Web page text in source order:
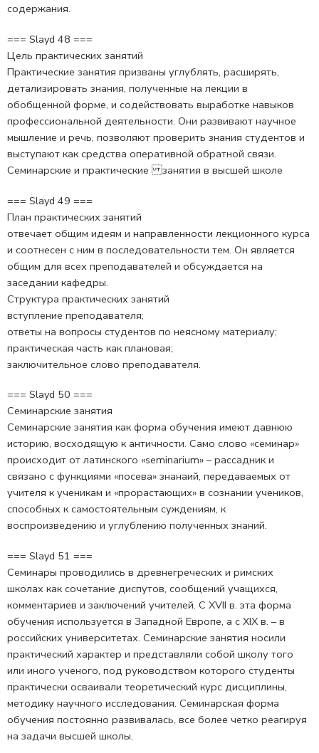
содержания.
=== Slayd 48 ===
Цель практических занятий
Практические занятия призваны углублять, расширять,
детализировать знания, полученные на лекции в
обобщенной форме, и содействовать выработке навыков
профессиональной деятельности. Они развивают научное
мышление и речь, позволяют проверить знания студентов и
выступают как средства оперативной обратной связи.
Семинарские и практические занятия в высшей школе
=== Slayd 49 ===
План практических занятий
отвечает общим идеям и направленности лекционного курса
и соотнесен с ним в последовательности тем. Он является
общим для всех преподавателей и обсуждается на
заседании кафедры.
Структура практических занятий
вступление преподавателя;
ответы на вопросы студентов по неясному материалу;
практическая часть как плановая;
заключительное слово преподавателя.
=== Slayd 50 ===
Семинарские занятия
Семинарские занятия как форма обучения имеют давнюю
историю, восходящую к античности. Само слово «семинар»
происходит от латинского «seminarium» – рассадник и
связано с функциями «посева» знанaий, передаваемых от
учителя к ученикам и «прорастающих» в сознании учеников,
способных к самостоятельным суждениям, к
воспроизведению и углублению полученных знаний.
=== Slayd 51 ===
Семинары проводились в древнегреческих и римских
школах как сочетание диспутов, сообщений учащихся,
комментариев и заключений учителей. С XVII в. эта форма
обучения используется в Западной Европе, а с XIX в. – в
российских университетах. Семинарские занятия носили
практический характер и представляли собой школу того
или иного ученого, под руководством которого студенты
практически осваивали теоретический курс дисциплины,
методику научного исследования. Семинарская форма
обучения постоянно развивалась, все более четко реагируя
на задачи высшей школы.